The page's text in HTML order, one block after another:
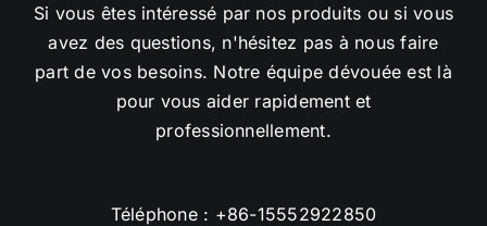
Si vous êtes intéressé par nos produits ou si vous
avez des questions, n'hésitez pas à nous faire
part de vos besoins. Notre équipe dévouée est là
pour vous aider rapidement et
professionnellement.
Téléphone : +86-15552922850